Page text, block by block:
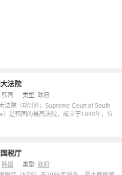
法院
韩国 类型: 政府
法院（대법원；Supreme Court of South
）是韩国的最高法院，成立于1948年，位
税厅
韩国 类型: 政府